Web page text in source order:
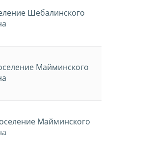
Шебалинского
Майминского
Майминского